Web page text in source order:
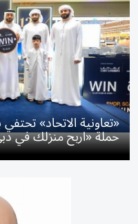
«تعاونية الاتحاد»
حملة «اربح منزلك في